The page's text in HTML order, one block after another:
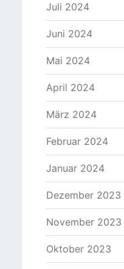
Juli 2024
Juni 2024
Mai 2024
April 2024
März 2024
Februar 2024
Januar 2024
Dezember 2023
November 2023
Oktober 2023